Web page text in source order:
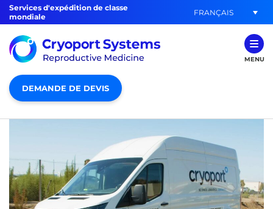
Services d'expédition de classe
mondiale
FRANÇAIS
MENU
DEMANDE DE DEVIS